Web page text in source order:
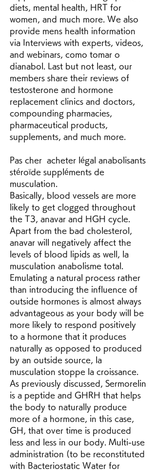
diets, mental health, HRT for
women, and much more. We also
provide mens health information
via Interviews with experts, videos,
and webinars, como tomar o
dianabol. Last but not least, our
members share their reviews of
testosterone and hormone
replacement clinics and doctors,
compounding pharmacies,
pharmaceutical products,
supplements, and much more.
Pas cher  acheter légal anabolisants
stéroïde suppléments de
musculation.
Basically, blood vessels are more
likely to get clogged throughout
the T3, anavar and HGH cycle.
Apart from the bad cholesterol,
anavar will negatively affect the
levels of blood lipids as well, la
musculation anabolisme total.
Emulating a natural process rather
than introducing the influence of
outside hormones is almost always
advantageous as your body will be
more likely to respond positively
to a hormone that it produces
naturally as opposed to produced
by an outside source, la
musculation stoppe la croissance.
As previously discussed, Sermorelin
is a peptide and GHRH that helps
the body to naturally produce
more of a hormone, in this case,
GH, that over time is produced
less and less in our body. Multi-use
administration (to be reconstituted
with Bacteriostatic Water for